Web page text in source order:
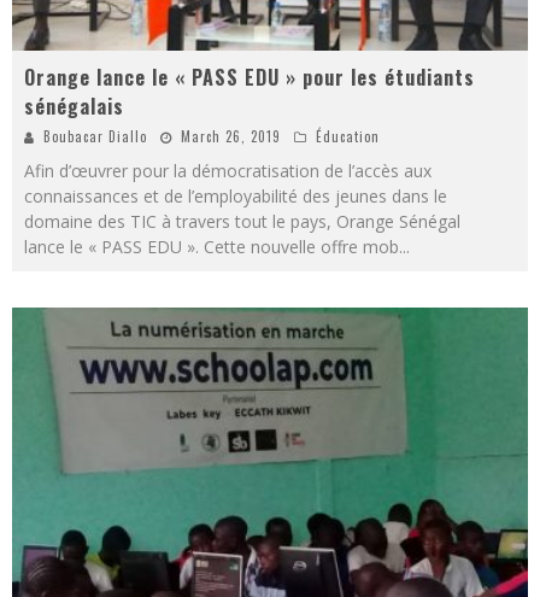
Orange lance le « PASS EDU » pour les étudiants
sénégalais
Boubacar Diallo March 26, 2019 Éducation
Afin d’œuvrer pour la démocratisation de l’accès aux
connaissances et de l’employabilité des jeunes dans le
domaine des TIC à travers tout le pays, Orange Sénégal
lance le « PASS EDU ». Cette nouvelle offre mob...